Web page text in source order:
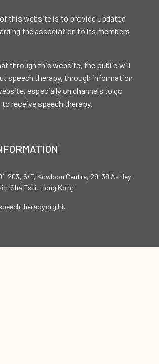
this website is to provide updated
the association to its members
through this website, the public will
speech therapy, through information
especially on channels to go
receive speech therapy.
203, 5/F, Kowloon Centre, 29-39 Ashley
Sha Tsui, Hong Kong